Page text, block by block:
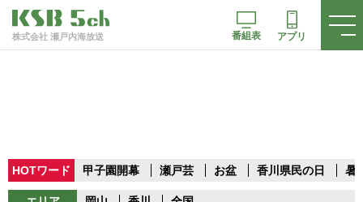
株式会社 瀬戸内海放送 番組表 アプリ
HOTワード 甲子園開幕 瀬戸芸 お盆 香川県民の日 暑